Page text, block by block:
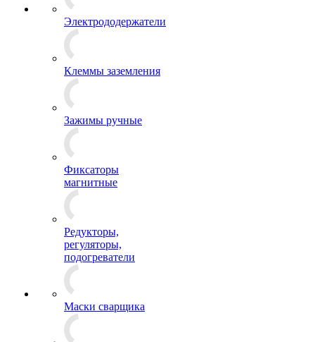
Электрододержатели
Клеммы заземления
Зажимы ручные
Фиксаторы
магнитные
Редукторы,
регуляторы,
подогреватели
Маски сварщика